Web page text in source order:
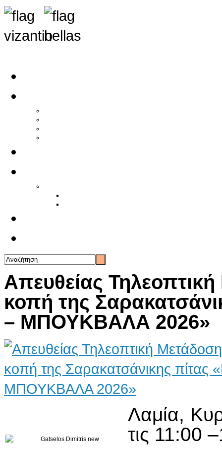
Απευθείας
κοπή της
– ΜΠΟΥΚΒΑΛΑ 2026»
Λαμία,
τις 11:00